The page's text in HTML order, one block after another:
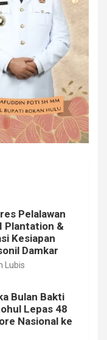
Pelalawan
Plantation &
Kesiapan
Damkar
Lubis
Bulan Bakti
Lepas 48
Nasional ke